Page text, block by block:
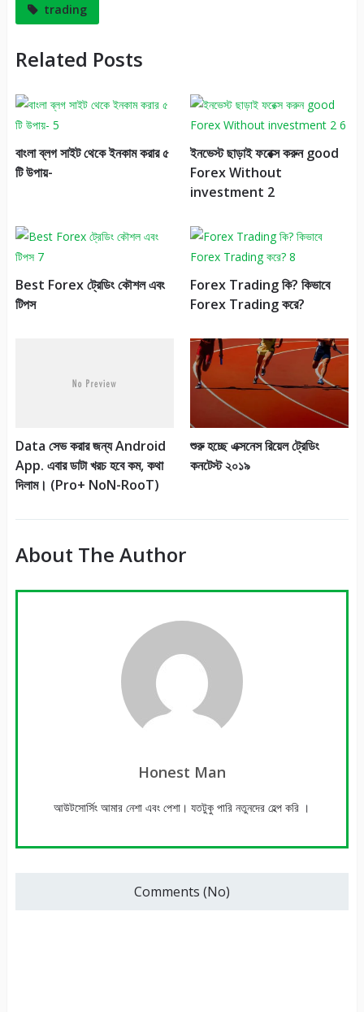
trading
Related Posts
বাংলা ব্লগ সাইট থেকে ইনকাম করার ৫
টি উপায়-
ইনভেস্ট ছাড়াই ফরেক্স করুন good
Forex Without
investment 2
Best Forex ট্রেডিং কৌশল এবং
টিপস
Forex Trading কি? কিভাবে
Forex Trading করে?
Data সেভ করার জন্য Android
App. এবার ডাটা খরচ হবে কম, কথা
দিলাম। (Pro+ NoN-RooT)
শুরু হচ্ছে এক্সনেস রিয়েল ট্রেডিং
কনটেস্ট ২০১৯
About The Author
Honest Man
আউটসোর্সিং আমার নেশা এবং পেশা। যতটুকু পারি নতুনদের হেল্প করি ।
Comments (No)